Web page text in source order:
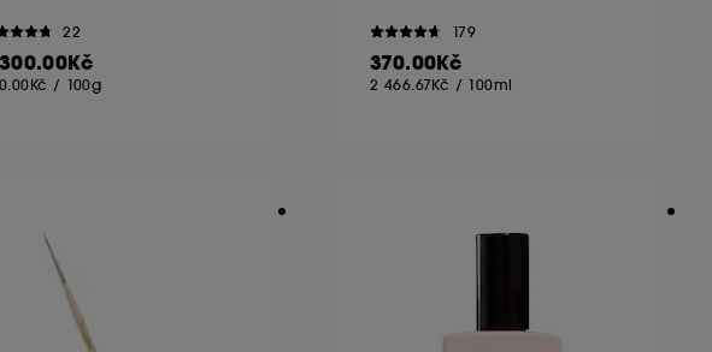
22
/ 100g
179
370.00Kč
2 466.67Kč / 100ml